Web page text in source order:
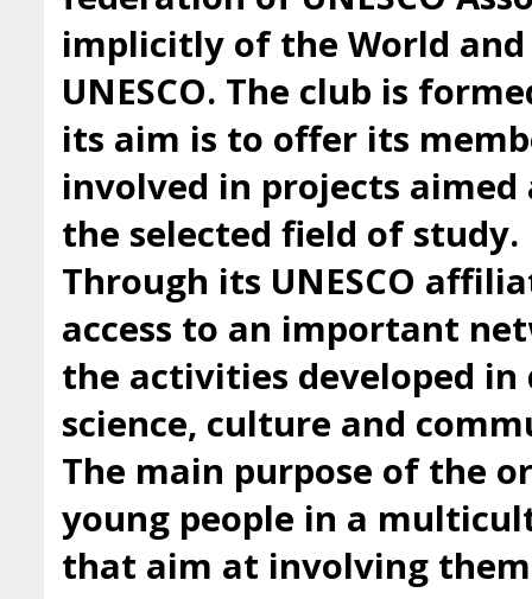
implicitly of the World
UNESCO. The club is
its aim is to offer its
involved in projects
the selected field of study.
Through its UNESCO
access to an important
the activities developed in
science, culture and
The main purpose of the
young people in a
that aim at involving